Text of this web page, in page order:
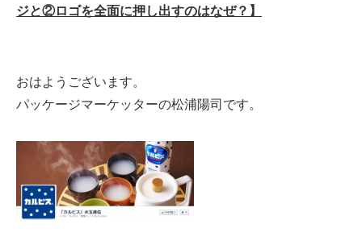
ジと②ロゴを全面に押し出すのはなぜ？】
おはようございます。
パッケージマーケッターの松浦陽司です。